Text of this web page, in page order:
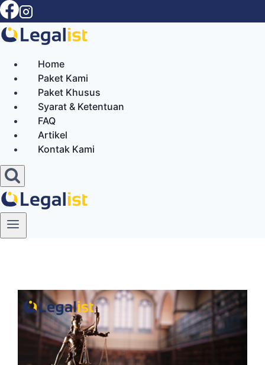
Skip
to
content
Home
Paket Kami
Paket Khusus
Syarat & Ketentuan
FAQ
Artikel
Kontak Kami